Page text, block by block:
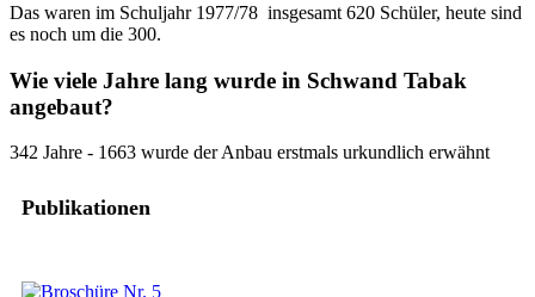
Das waren im Schuljahr 1977/78 insgesamt 620 Schüler, heute sind
es noch um die 300.
Wie viele Jahre lang wurde in Schwand Tabak
angebaut?
342 Jahre - 1663 wurde der Anbau erstmals urkundlich erwähnt
Publikationen